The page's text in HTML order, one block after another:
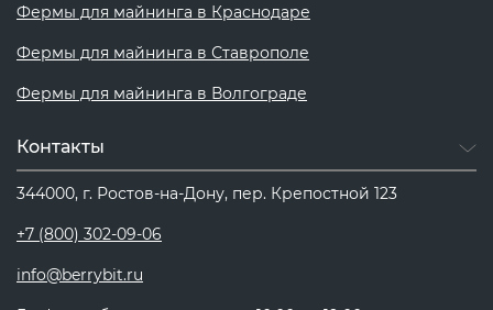
Фермы для майнинга в Краснодаре
Фермы для майнинга в Ставрополе
Фермы для майнинга в Волгограде
Контакты
344000, г. Ростов-на-Дону, пер. Крепостной 123
+7 (800) 302-09-06
info@berrybit.ru